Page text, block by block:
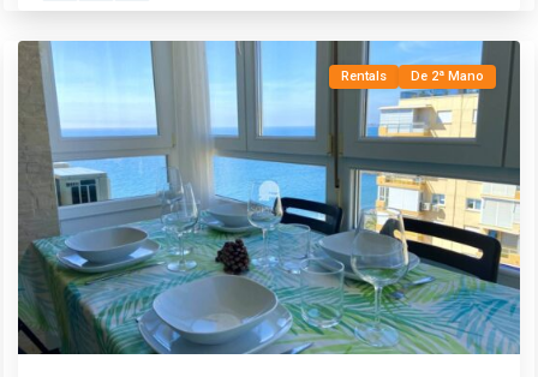
Algarrobo
Rentals De 2ª Mano